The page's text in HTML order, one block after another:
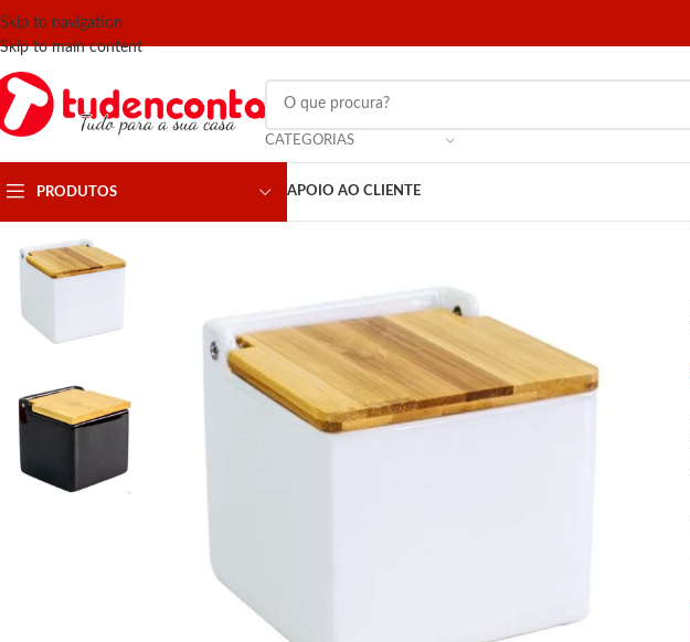
Skip to navigation
Skip to main content
CATEGORIAS
PRODUTOS APOIO AO CLIENTE